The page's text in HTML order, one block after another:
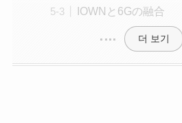
IOWNと6Gの融合
더 보기